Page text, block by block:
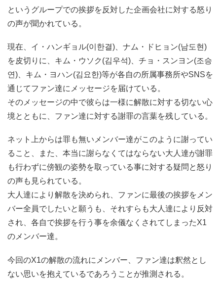
というグループでの挨拶を反対した企画会社に対する怒り
の声が聞かれている。
現在、イ・ハンギョル(이한결)、ナム・ドヒョン(남도현)
を皮切りに、キム・ウソク(김우석)、チョ・スンヨン(조승
연)、キム・ヨハン(김요한)等が各自の所属事務所やSNSを
通じてファン達にメッセージを届けている。
そのメッセージの中で彼らは一様に解散に対する切ない心
境とともに、ファン達に対する謝罪の言葉を残している。
ネット上からは罪も無いメンバー達がこのように謝ってい
ること、また、本当に謝らなくてはならない大人達が謝罪
も行わずに傍観の姿勢を取っている事に対する疑問と怒り
の声も見られている。
大人達により解散を決められ、ファンに最後の挨拶をメン
バー全員でしたいと願うも、それすらも大人達により反対
され、各自で挨拶を行う事を余儀なくされてしまったX1
のメンバー達。
今回のX1の解散の流れにメンバー、ファン達は釈然とし
ない思いを抱えているであろうことが推測される。